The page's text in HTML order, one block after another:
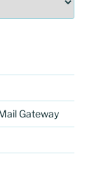
Gateway